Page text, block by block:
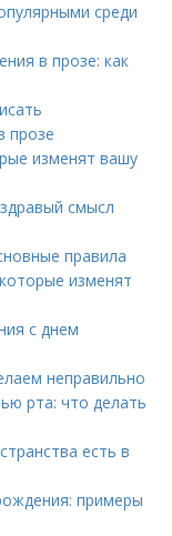
среди
в прозе: как
прозе
изменят вашу
смысл
правила
изменят
с днем
неправильно
рта: что делать
есть в
примеры